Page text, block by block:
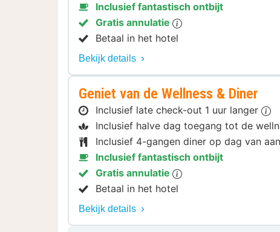
Inclusief fantastisch ontbijt
Gratis annulatie
Betaal in het hotel
Bekijk details
Geniet van de Wellness & Diner
Inclusief late check-out 1 uur langer
Inclusief halve dag toegang tot de
Inclusief 4-gangen diner op dag van
Inclusief fantastisch ontbijt
Gratis annulatie
Betaal in het hotel
Bekijk details